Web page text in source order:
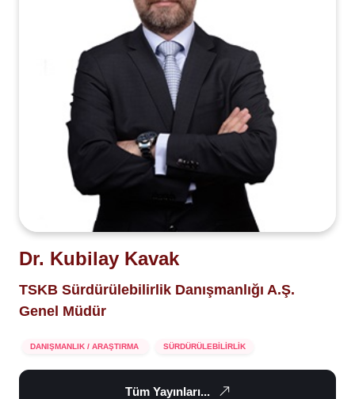
Dr. Kubilay Kavak
TSKB Sürdürülebilirlik Danışmanlığı A.Ş.
Genel Müdür
DANIŞMANLIK / ARAŞTIRMA SÜRDÜRÜLEBİLİRLİK
Tüm Yayınları...